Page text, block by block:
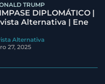
TRUMP
DIPLOMÁTICO |
Alternativa | Ene
Alternativa
27, 2025